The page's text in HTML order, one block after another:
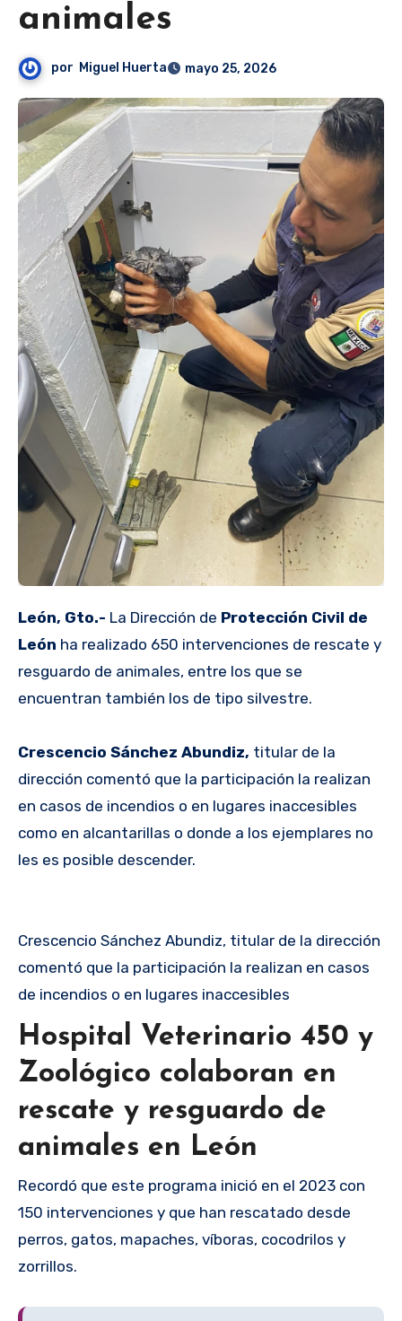
animales
por Miguel Huerta mayo 25, 2026
León, Gto.- La Dirección de Protección Civil de
León ha realizado 650 intervenciones de rescate y
resguardo de animales, entre los que se
encuentran también los de tipo silvestre.
Crescencio Sánchez Abundiz, titular de la
dirección comentó que la participación la realizan
en casos de incendios o en lugares inaccesibles
como en alcantarillas o donde a los ejemplares no
les es posible descender.
Crescencio Sánchez Abundiz, titular de la dirección
comentó que la participación la realizan en casos
de incendios o en lugares inaccesibles
Hospital Veterinario 450 y
Zoológico colaboran en
rescate y resguardo de
animales en León
Recordó que este programa inició en el 2023 con
150 intervenciones y que han rescatado desde
perros, gatos, mapaches, víboras, cocodrilos y
zorrillos.